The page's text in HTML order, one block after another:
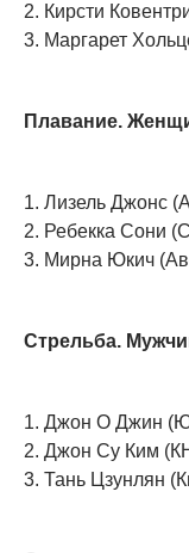
2. Кирсти
3. Маргарет
Плавание.
1. Лизель Джонс
2. Ребекка Сони
3. Мирна Юкич
Стрельба.
1. Джон О Джин
2. Джон Су Ким
3. Тань Цзунлян